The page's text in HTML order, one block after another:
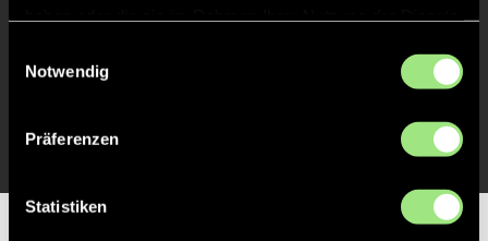
Notwendig
Präferenzen
Statistiken